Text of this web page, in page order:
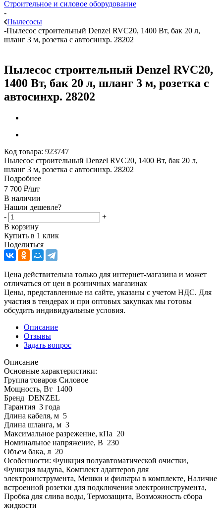
Строительное и силовое оборудование
-
Пылесосы
-Пылесос строительный Denzel RVC20, 1400 Вт, бак 20 л,
шланг 3 м, розетка с автосинхр. 28202
Пылесос строительный Denzel RVC20,
1400 Вт, бак 20 л, шланг 3 м, розетка с
автосинхр. 28202
Код товара: 923747
Пылесос строительный Denzel RVC20, 1400 Вт, бак 20 л,
шланг 3 м, розетка с автосинхр. 28202
Подробнее
7 700 ₽/шт
В наличии
Нашли дешевле?
-
+
В корзину
Купить в 1 клик
Поделиться
Цена действительна только для интернет-магазина и может
отличаться от цен в розничных магазинах
Цены, представленные на сайте, указаны с учетом НДС. Для
участия в тендерах и при оптовых закупках мы готовы
обсудить индивидуальные условия.
Описание
Отзывы
Задать вопрос
Описание
Основные характеристики:
Группа товаров Силовое
Мощность, Вт 1400
Бренд DENZEL
Гарантия 3 года
Длина кабеля, м 5
Длина шланга, м 3
Максимальное разрежение, кПа 20
Номинальное напряжение, В 230
Объем бака, л 20
Особенности: Функция полуавтоматической очистки,
Функция выдува, Комплект адаптеров для
электроинструмента, Мешки и фильтры в комплекте, Наличие
встроенной розетки для подключения электроинструмента,
Пробка для слива воды, Термозащита, Возможность сбора
жидкости